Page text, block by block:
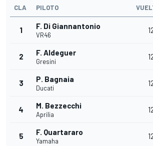
CLA PILOTO
1 F. Di Giannantonio
VR46
2 F. Aldeguer
Gresini
3 P. Bagnaia
Ducati
4 M. Bezzecchi
Aprilia
5 F. Quartararo
Yamaha